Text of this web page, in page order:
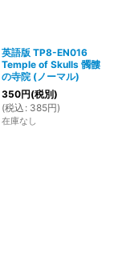
英語版 TP8-EN016
Temple of Skulls 髑髏
の寺院 (ノーマル)
350円(税別)
(税込 : 385円)
在庫なし